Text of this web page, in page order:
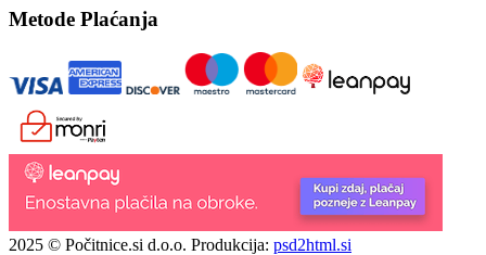
Metode Plaćanja
2025 © Počitnice.si d.o.o. Produkcija: psd2html.si